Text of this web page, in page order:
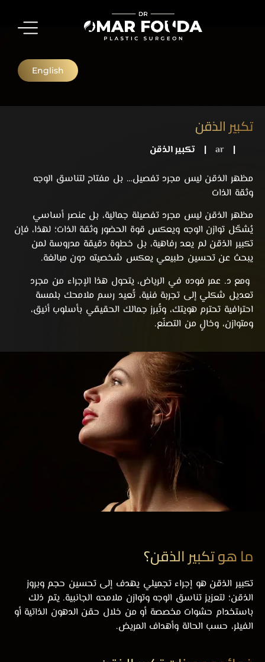
English
تكبير الذقن
|
ar
|
تكبير الذقن
مظهر الذقن ليس مجرد تفصيل… بل مفتاح لتناسق الوجه
وثقة الذات
مظهر الذقن ليس مجرد تفصيلة جمالية، بل عنصر أساسي
يُشكّل توازن الوجه ويعكس قوة الحضور وثقة الذات؛ لهذا، فإن
تكبير الذقن لم يعد رفاهية، بل خطوة دقيقة مدروسة لمن
يبحث عن تحسين طبيعي يعكس شخصيته دون مبالغة.
ومع د. عمر فوده في الرياض، يتحول هذا الإجراء من مجرد
تعديل شكلي إلى تجربة فنية، تُعيد رسم ملامحك بلمسة
احترافية تحترم هويتك، وتُبرز جمالك الحقيقي بأسلوب أنيق،
ومتوازن، وخالٍ من التصنّع.
ما هو تكبير الذقن؟
تكبير الذقن هو إجراء تجميلي يهدف إلى تحسين حجم وبروز
الذقن؛ لتعزيز تناسق الوجه وتوازن ملامحه الجانبية. يتم ذلك
باستخدام حشوات مخصصة أو من خلال حقن الدهون الذاتية أو
الفيلر، حسب الحالة وأهداف المريض.